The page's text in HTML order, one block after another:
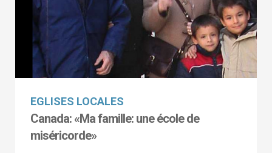
EGLISES LOCALES
Canada: «Ma famille: une école de
miséricorde»